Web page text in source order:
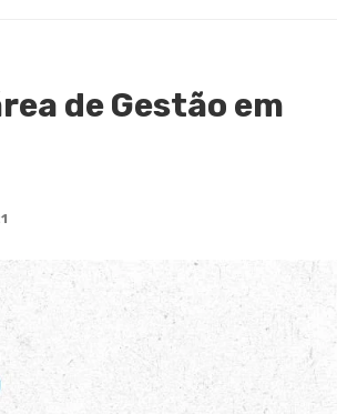
de Gestão em